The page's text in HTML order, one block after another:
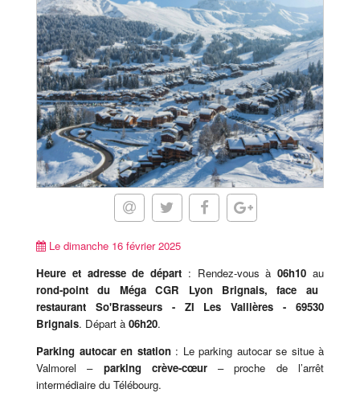
Le dimanche 16 février 2025
Heure et adresse de départ : Rendez-vous à06h10 au
rond-point du Méga CGR Lyon Brignais, face au
restaurant So'Brasseurs - ZI Les Vallières - 69530
Brignais. Départ à 06h20.
Parking autocar en station: Le parking autocar se situe à
Valmorel – parking crève-cœur– proche de l’arrêt
intermédiaire du Télébourg.